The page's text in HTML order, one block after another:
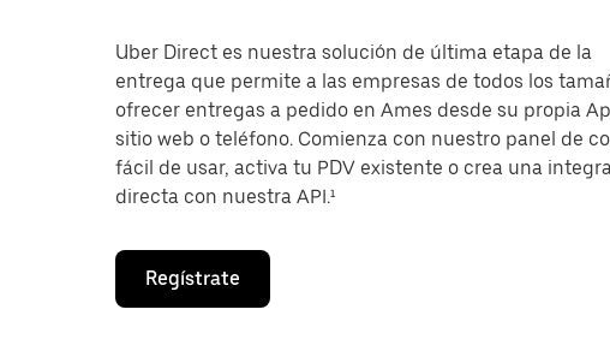
Uber Direct es nuestra solución de última etapa de la
entrega que permite a las empresas de todos los
ofrecer entregas a pedido en Ames desde su propia
sitio web o teléfono. Comienza con nuestro panel de
fácil de usar, activa tu PDV existente o crea una
directa con nuestra API.¹
Regístrate